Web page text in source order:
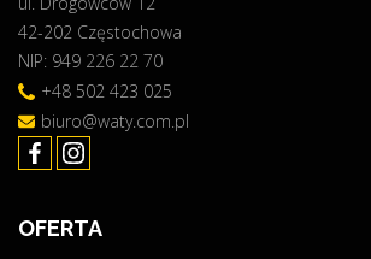
42-202 Częstochowa
NIP: 949 226 22 70
+48 502 423 025
biuro@waty.com.pl
OFERTA